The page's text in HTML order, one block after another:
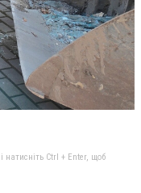
натисніть Ctrl + Enter, щоб